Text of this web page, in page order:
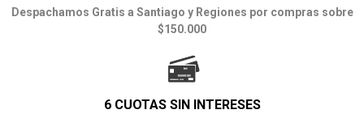
Despachamos Gratis a Santiago y Regiones por compras sobre
$150.000
6 CUOTAS SIN INTERESES